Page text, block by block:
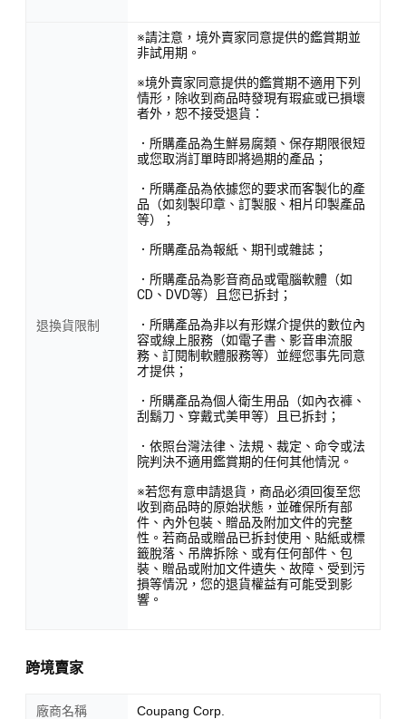
退換貨限制
※請注意，境外賣家同意提供的鑑賞期並
非試用期。
※境外賣家同意提供的鑑賞期不適用下列
情形，除收到商品時發現有瑕疵或已損壞
者外，恕不接受退貨：
．所購產品為生鮮易腐類、保存期限很短
或您取消訂單時即將過期的產品；
．所購產品為依據您的要求而客製化的產
品（如刻製印章、訂製服、相片印製產品
等）；
．所購產品為報紙、期刊或雜誌；
．所購產品為影音商品或電腦軟體（如
CD、DVD等）且您已拆封；
．所購產品為非以有形媒介提供的數位內
容或線上服務（如電子書、影音串流服
務、訂閱制軟體服務等）並經您事先同意
才提供；
．所購產品為個人衛生用品（如內衣褲、
刮鬍刀、穿戴式美甲等）且已拆封；
．依照台灣法律、法規、裁定、命令或法
院判決不適用鑑賞期的任何其他情況。
※若您有意申請退貨，商品必須回復至您
收到商品時的原始狀態，並確保所有部
件、內外包裝、贈品及附加文件的完整
性。若商品或贈品已拆封使用、貼紙或標
籤脫落、吊牌拆除、或有任何部件、包
裝、贈品或附加文件遺失、故障、受到污
損等情況，您的退貨權益有可能受到影
響。
跨境賣家
廠商名稱 Coupang Corp.